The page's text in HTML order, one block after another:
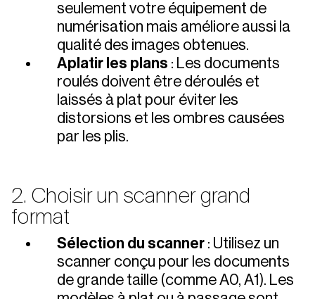
seulement votre équipement de
numérisation mais améliore aussi la
qualité des images obtenues.
Aplatir les plans : Les documents
roulés doivent être déroulés et
laissés à plat pour éviter les
distorsions et les ombres causées
par les plis.
2. Choisir un scanner grand
format
Sélection du scanner : Utilisez un
scanner conçu pour les documents
de grande taille (comme A0, A1). Les